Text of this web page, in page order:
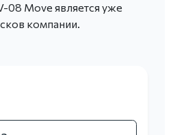
08 Move является уже
компании.